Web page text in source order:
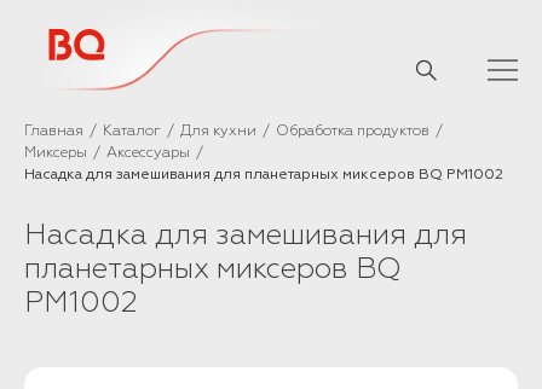
Главная Каталог Для кухни
Обработка продуктов
Миксеры
Аксессуары
Насадка для замешивания для планетарных миксеров BQ PM1002
Насадка для замешивания для
планетарных миксеров BQ
PM1002